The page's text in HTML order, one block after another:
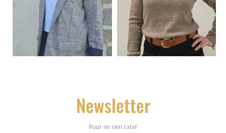
Newsletter
Pour ne rien rater